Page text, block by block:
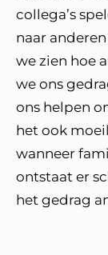
collega’s
naar
we zien hoe
we ons
ons helpen
het ook
wanneer
ontstaat er
het gedrag